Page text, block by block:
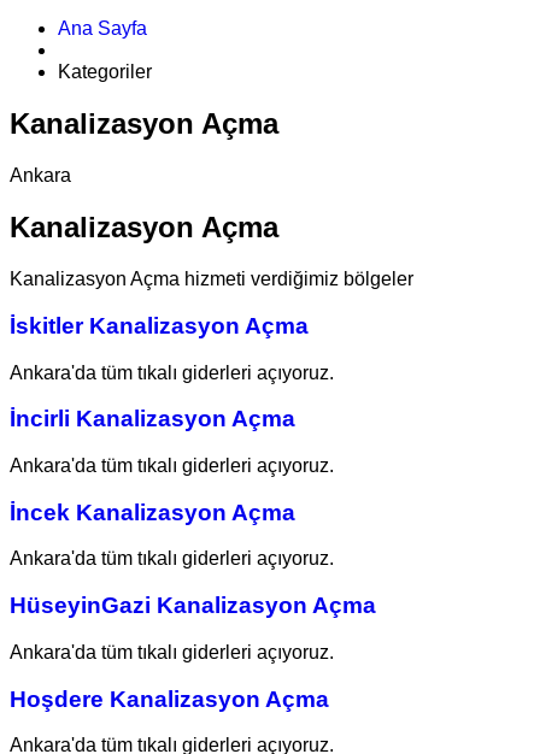
Ana Sayfa
Kategoriler
Kanalizasyon Açma
Ankara
Kanalizasyon Açma
Kanalizasyon Açma hizmeti verdiğimiz bölgeler
İskitler Kanalizasyon Açma
Ankara'da tüm tıkalı giderleri açıyoruz.
İncirli Kanalizasyon Açma
Ankara'da tüm tıkalı giderleri açıyoruz.
İncek Kanalizasyon Açma
Ankara'da tüm tıkalı giderleri açıyoruz.
HüseyinGazi Kanalizasyon Açma
Ankara'da tüm tıkalı giderleri açıyoruz.
Hoşdere Kanalizasyon Açma
Ankara'da tüm tıkalı giderleri açıyoruz.